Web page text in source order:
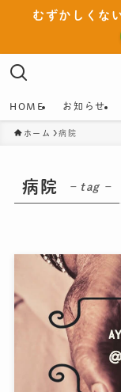
むずかしくな
HOME お知らせ
ホーム 病院
病院 – tag –